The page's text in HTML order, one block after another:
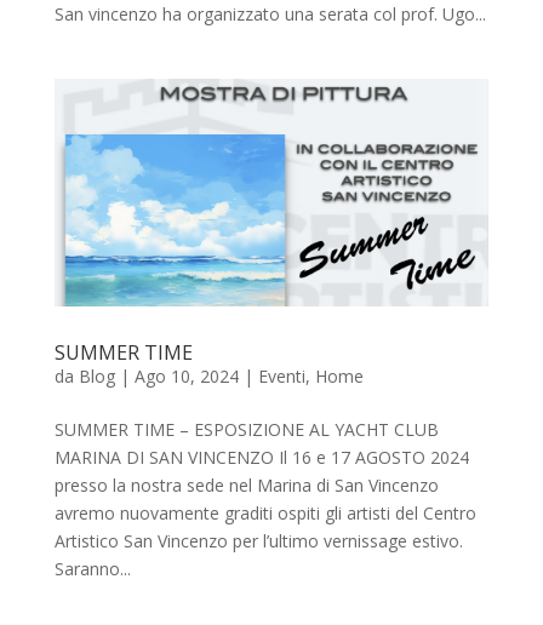
San vincenzo ha organizzato una serata col prof. Ugo...
SUMMER TIME
da Blog| Ago 10, 2024| Eventi, Home
SUMMER TIME – ESPOSIZIONE AL YACHT CLUB
MARINA DI SAN VINCENZO Il 16 e 17 AGOSTO 2024
presso la nostra sede nel Marina di San Vincenzo
avremo nuovamente graditi ospiti gli artisti del Centro
Artistico San Vincenzo per l’ultimo vernissage estivo.
Saranno...